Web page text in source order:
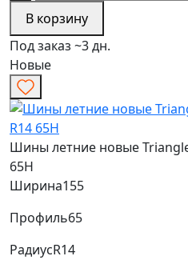
В корзину
Под заказ ~3 дн.
Новые
Шины летние новые Triangle
65H
Ширина155
Профиль65
РадиусR14